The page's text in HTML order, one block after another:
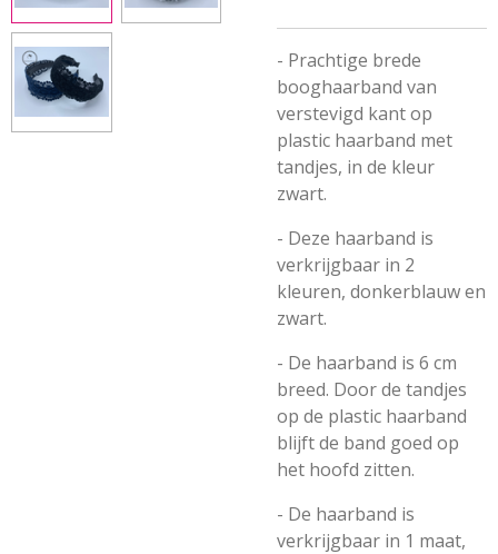
- Prachtige brede
booghaarband van
verstevigd kant op
plastic haarband met
tandjes, in de kleur
zwart.
- Deze haarband is
verkrijgbaar in 2
kleuren, donkerblauw en
zwart.
- De haarband is 6 cm
breed. Door de tandjes
op de plastic haarband
blijft de band goed op
het hoofd zitten.
- De haarband is
verkrijgbaar in 1 maat,